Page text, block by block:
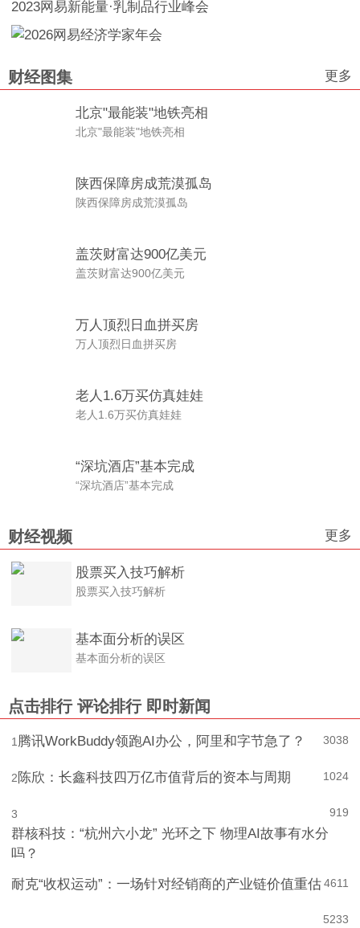
2023网易新能量·乳制品行业峰会
财经图集 更多
北京"最能装"地铁亮相
北京"最能装"地铁亮相
陕西保障房成荒漠孤岛
陕西保障房成荒漠孤岛
盖茨财富达900亿美元
盖茨财富达900亿美元
万人顶烈日血拼买房
万人顶烈日血拼买房
老人1.6万买仿真娃娃
老人1.6万买仿真娃娃
“深坑酒店”基本完成
“深坑酒店”基本完成
财经视频 更多
股票买入技巧解析
股票买入技巧解析
基本面分析的误区
基本面分析的误区
点击排行 评论排行 即时新闻
3038
1腾讯WorkBuddy领跑AI办公，阿里和字节急了？
1024
2 陈欣：长鑫科技四万亿市值背后的资本与周期
919
3
群核科技：“杭州六小龙” 光环之下 物理AI故事有水分
吗？
611
4
耐克“收权运动”：一场针对经销商的产业链价值重估
233
5